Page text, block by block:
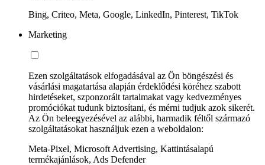
Bing, Criteo, Meta, Google, LinkedIn, Pinterest, TikTok
Marketing
Ezen szolgáltatások elfogadásával az Ön böngészési és
vásárlási magatartása alapján érdeklődési köréhez szabott
hirdetéseket, szponzorált tartalmakat vagy kedvezményes
promóciókat tudunk biztosítani, és mérni tudjuk azok sikerét.
Az Ön beleegyezésével az alábbi, harmadik féltől származó
szolgáltatásokat használjuk ezen a weboldalon:
Meta-Pixel, Microsoft Advertising, Kattintásalapú
termékajánlások, Ads Defender